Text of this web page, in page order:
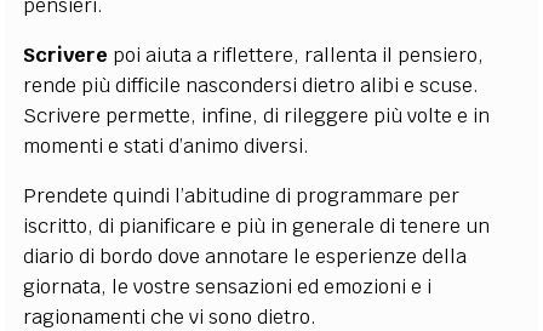
pensieri.
Scrivere poi aiuta a riflettere, rallenta il pensiero,
rende più difficile nascondersi dietro alibi e scuse.
Scrivere permette, infine, di rileggere più volte e in
momenti e stati d’animo diversi.
Prendete quindi l’abitudine di programmare per
iscritto, di pianificare e più in generale di tenere un
diario di bordo dove annotare le esperienze della
giornata, le vostre sensazioni ed emozioni e i
ragionamenti che vi sono dietro.